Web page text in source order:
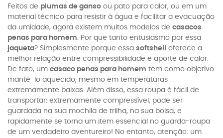
Feitos de plumas de ganso ou pato para calor, ou em um
material técnico para resistir à água e facilitar a evacuação
da umidade, agora existem muitos modelos de casacos
penas para homem. Por que tanto entusiasmo por essa
jaqueta? Simplesmente porque essa softshell
oferece a
melhor relação entre compressibilidade e aporte de calor.
De fato, um casaco penas para homem tem como objetivo
mantê-lo aquecido, mesmo em temperaturas
extremamente baixas. Além disso, essa roupa é fácil de
transportar: extremamente compressível, pode ser
guardada na sua mochila de trilha, na sua bolsa, e
rapidamente se torna um item essencial no guarda-roupa
de um verdadeiro aventureiro! No entanto, atenção: um